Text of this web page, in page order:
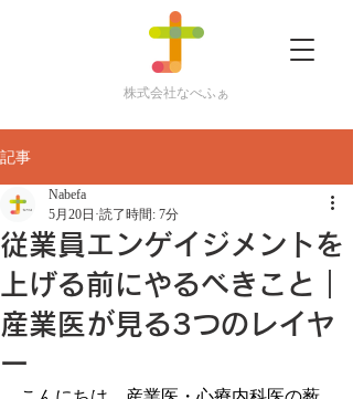
株式会社なべふぁ
記事
従業員エンゲイジメントを
上げる前にやるべきこと｜
産業医が見る3つのレイヤ
ー
Nabefa
5月20日 読了時間: 7分